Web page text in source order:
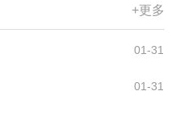
+更多
01-31
01-31